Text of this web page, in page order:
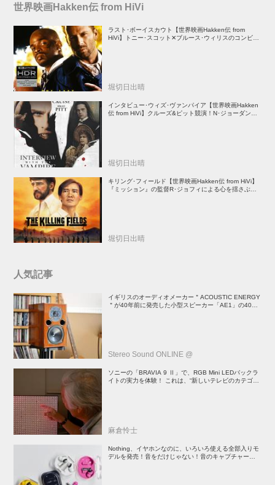
世界映画Hakken伝 from HiVi
ラスト･ボーイスカウト【世界映画Hakken伝 from
HiVi】トニー･スコット✕ブルース･ウィリスのコンビが
堀切日出晴
インタビュー･ウィズ･ヴァンパイア【世界映画Hakken
伝 from HiVi】クルーズ&ピット競演！N･ジョーダン監
堀切日出晴
キリング･フィールド【世界映画Hakken伝 from HiVi】
『ミッション』の監督R･ジョフィによる心を揺さぶる
堀切日出晴
人気記事
イギリスのオーディオメーカー＂ACOUSTIC ENERGY
＂が40年前に発売した小型スピーカー「AE1」の40周
Stereo Sound ONLINE @
ソニーの「BRAVIA 9 Ⅱ」で、RGB Mini LEDバックラ
イトの実力を体験！ これは、“新しいテレビのカテゴリ
麻倉怜士
Nothing、イヤホンなのに、いろいろ使える全部入りモ
デルを発売！音をだけじゃない！音のキャプチャーや、